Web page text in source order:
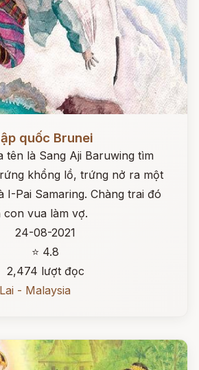
quốc Brunei
tên là Sang Aji Baruwing tìm
khổng lồ, trứng nở ra một
I-Pai Samaring. Chàng trai đó
vua làm vợ.
24-08-2021
⭐ 4.8
2,474 lượt đọc
- Malaysia